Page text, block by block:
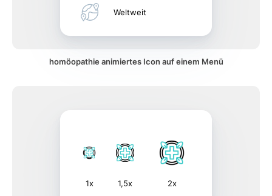
Weltweit
homöopathie animiertes Icon auf einem Menü
1x 1,5x 2x